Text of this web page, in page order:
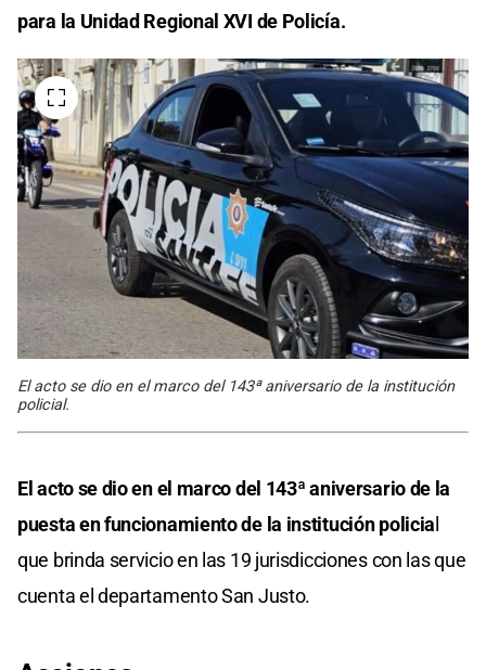
para la Unidad Regional XVI de Policía.
El acto se dio en el marco del 143ª aniversario de la institución
policial.
El acto se dio en el marco del 143ª aniversario de la
puesta en funcionamiento de la institución policial
que brinda servicio en las 19 jurisdicciones con las que
cuenta el departamento San Justo.